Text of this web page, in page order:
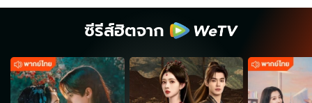
ซีรีส์ฮิตจาก